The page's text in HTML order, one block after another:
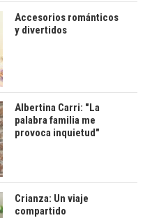
Accesorios románticos
y divertidos
Albertina Carri: "La
palabra familia me
provoca inquietud"
Crianza: Un viaje
compartido